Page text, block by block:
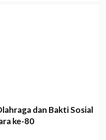
dan Bakti Sosial
ke-80